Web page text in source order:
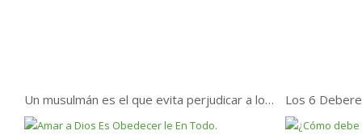
Un musulmán es el que evita perjudicar a los musulmanes.